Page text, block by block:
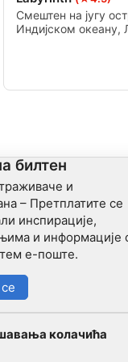
Смештен на југу
Индијском океану,
билтен
и
– Претплатите се
инспирације,
и информације
е-поште.
колачића